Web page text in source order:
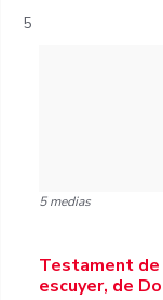
5
5 medias
Testament
escuyer, de